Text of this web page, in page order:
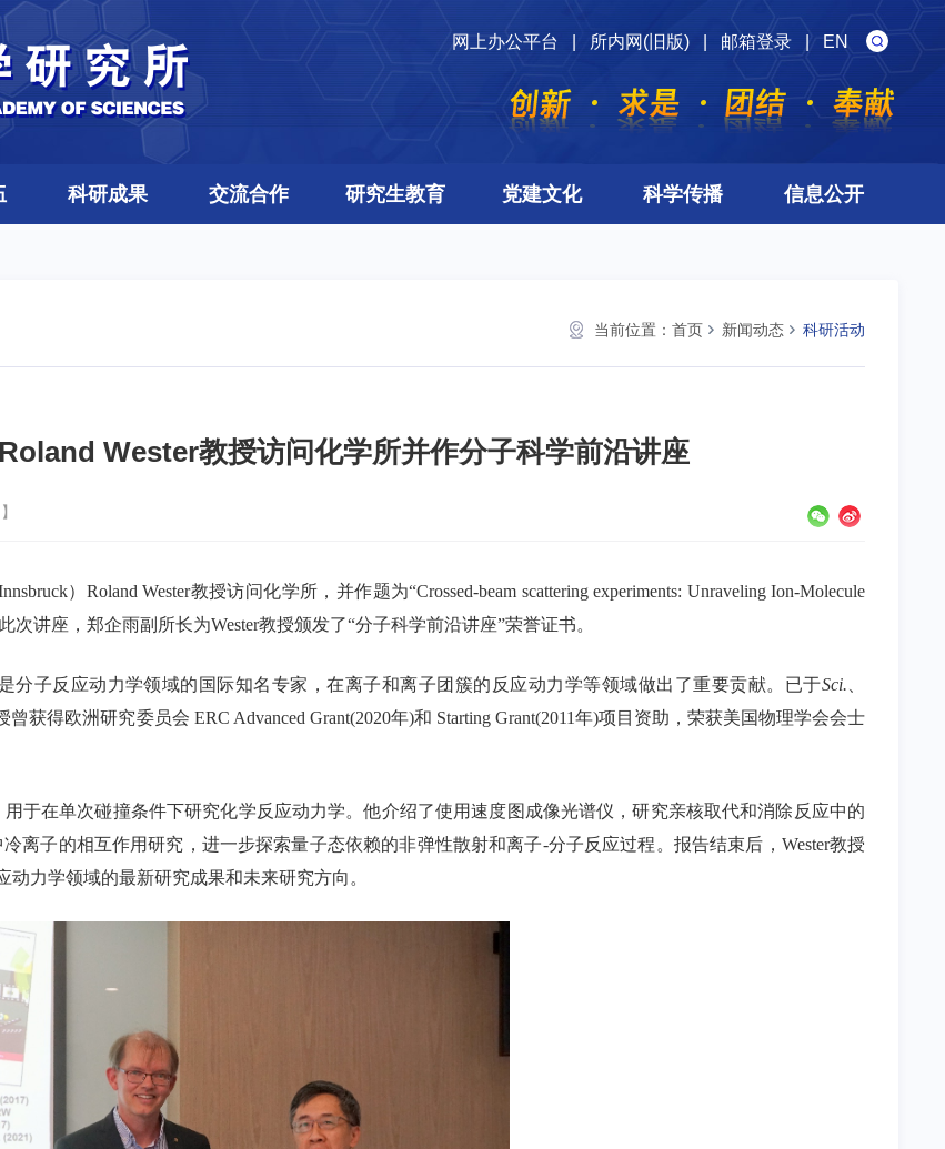
网上办公平台 所内网(旧版) 邮箱登录 |EN
科研成果 交流合作 研究生教育 党建文化 科学传播 信息公开
当前位置： 首页 新闻动态 科研活动
Wester教授访问化学所并作分子科学前沿讲座
】
）Roland Wester教授访问化学所，并作题为“Crossed-beam scattering experiments: Unraveling Ion-Molecule
次讲座，郑企雨副所长为Wester教授颁发了“分子科学前沿讲座”荣誉证书。
分子反应动力学领域的国际知名专家，在离子和离子团簇的反应动力学等领域做出了重要贡献。已于Sci.
曾获得欧洲研究委员会 ERC Advanced Grant(2020年)和 Starting Grant(2011年)项目资助，荣获美国物理学会会士
于在单次碰撞条件下研究化学反应动力学。他介绍了使用速度图成像光谱仪，研究亲核取代和消除反应中的
离子的相互作用研究，进一步探索量子态依赖的非弹性散射和离子-分子反应过程。报告结束后，Wester教授
力学领域的最新研究成果和未来研究方向。